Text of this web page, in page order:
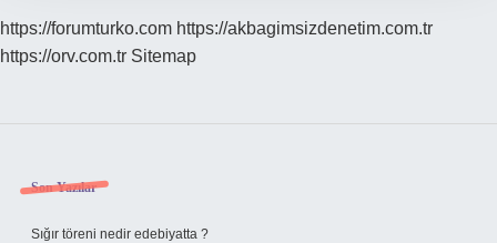
https://forumturko.com https://akbagimsizdenetim.com.tr
https://orv.com.tr Sitemap
Sidebar
Son Yazılar
Sığır töreni nedir edebiyatta ?